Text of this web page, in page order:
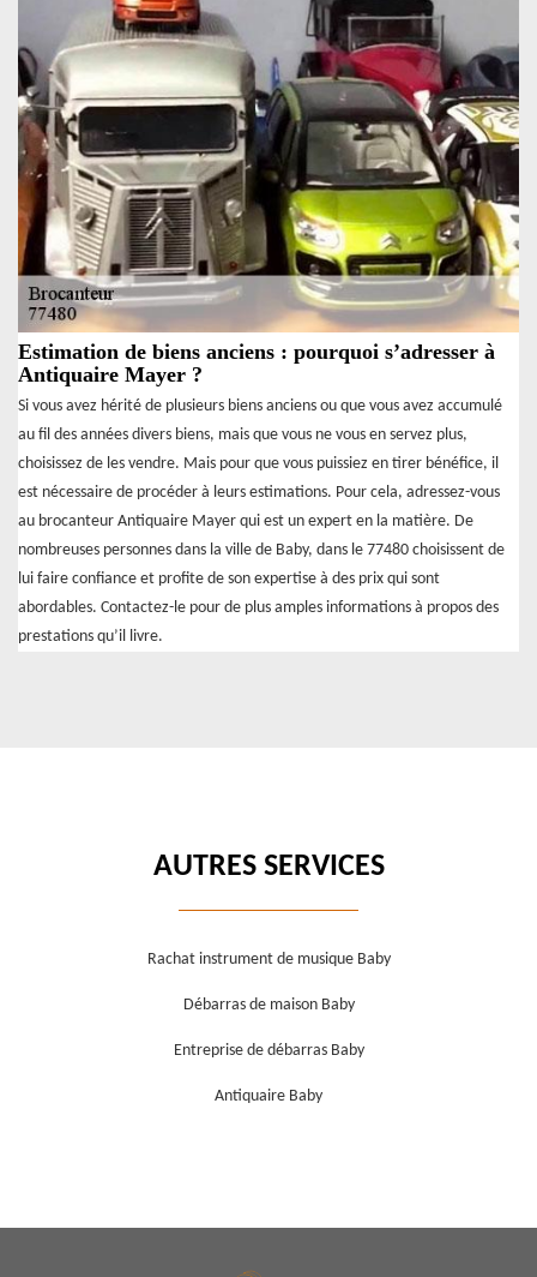
Estimation de biens anciens : pourquoi s’adresser à
Antiquaire Mayer ?
Si vous avez hérité de plusieurs biens anciens ou que vous avez accumulé
au fil des années divers biens, mais que vous ne vous en servez plus,
choisissez de les vendre. Mais pour que vous puissiez en tirer bénéfice, il
est nécessaire de procéder à leurs estimations. Pour cela, adressez-vous
au brocanteur Antiquaire Mayer qui est un expert en la matière. De
nombreuses personnes dans la ville de Baby, dans le 77480 choisissent de
lui faire confiance et profite de son expertise à des prix qui sont
abordables. Contactez-le pour de plus amples informations à propos des
prestations qu’il livre.
AUTRES SERVICES
Rachat instrument de musique Baby
Débarras de maison Baby
Entreprise de débarras Baby
Antiquaire Baby